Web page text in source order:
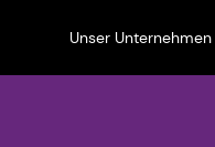
Unser Unternehmen